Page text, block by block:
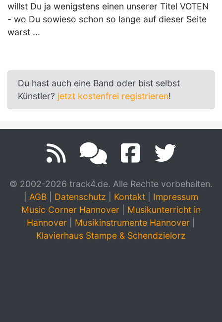
willst Du ja wenigstens einen unserer Titel VOTEN
- wo Du sowieso schon so lange auf dieser Seite
warst ...
Du hast auch eine Band oder bist selbst
Künstler? jetzt kostenfrei registrieren!
© 2002-2026 track4.de. Alle Rechte vorbehalten.
AGB Datenschutz Kontakt
Impressum
Music Corner Hannover
Musikunterricht in
Hannover
Musikinstrumente Hannover
Klavierhaus Stampe & Schendzielorz